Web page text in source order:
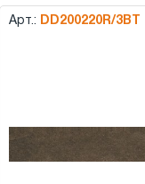
Арт.: DD200220R/3BT